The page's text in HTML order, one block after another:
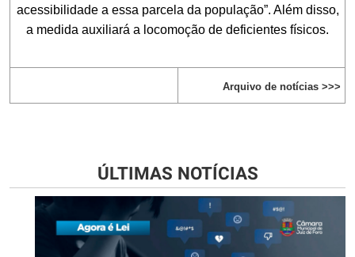
acessibilidade a essa parcela da população”. Além disso,
a medida auxiliará a locomoção de deficientes físicos.
Arquivo de notícias >>>
ÚLTIMAS NOTÍCIAS